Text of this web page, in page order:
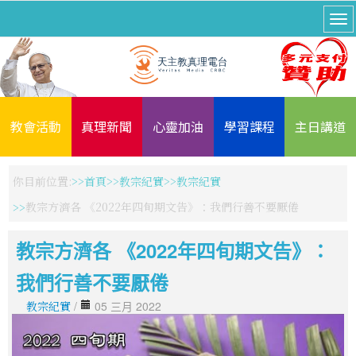
教會活動 真理新聞 心靈加油 學習課程 主日講道
你目前位置: 首頁 教宗紀實
教宗紀實
教宗方濟各 《2022年四旬期文告》：我們行善不要厭倦
教宗方濟各 《2022年四旬期文告》：
我們行善不要厭倦
教宗紀實 / 05 三月 2022